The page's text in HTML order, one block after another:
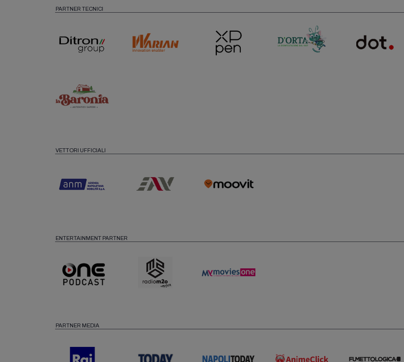
PARTNER TECNICI
VETTORI UFFICIALI
ENTERTAINMENT PARTNER
PARTNER MEDIA